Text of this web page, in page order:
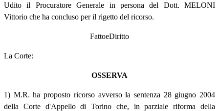
Udito il Procuratore Generale in persona del Dott. MELONI
Vittorio che ha concluso per il rigetto del ricorso.
FattoeDiritto
La Corte:
OSSERVA
1) M.R. ha proposto ricorso avverso la sentenza 28 giugno 2004
della Corte d'Appello di Torino che, in parziale riforma della